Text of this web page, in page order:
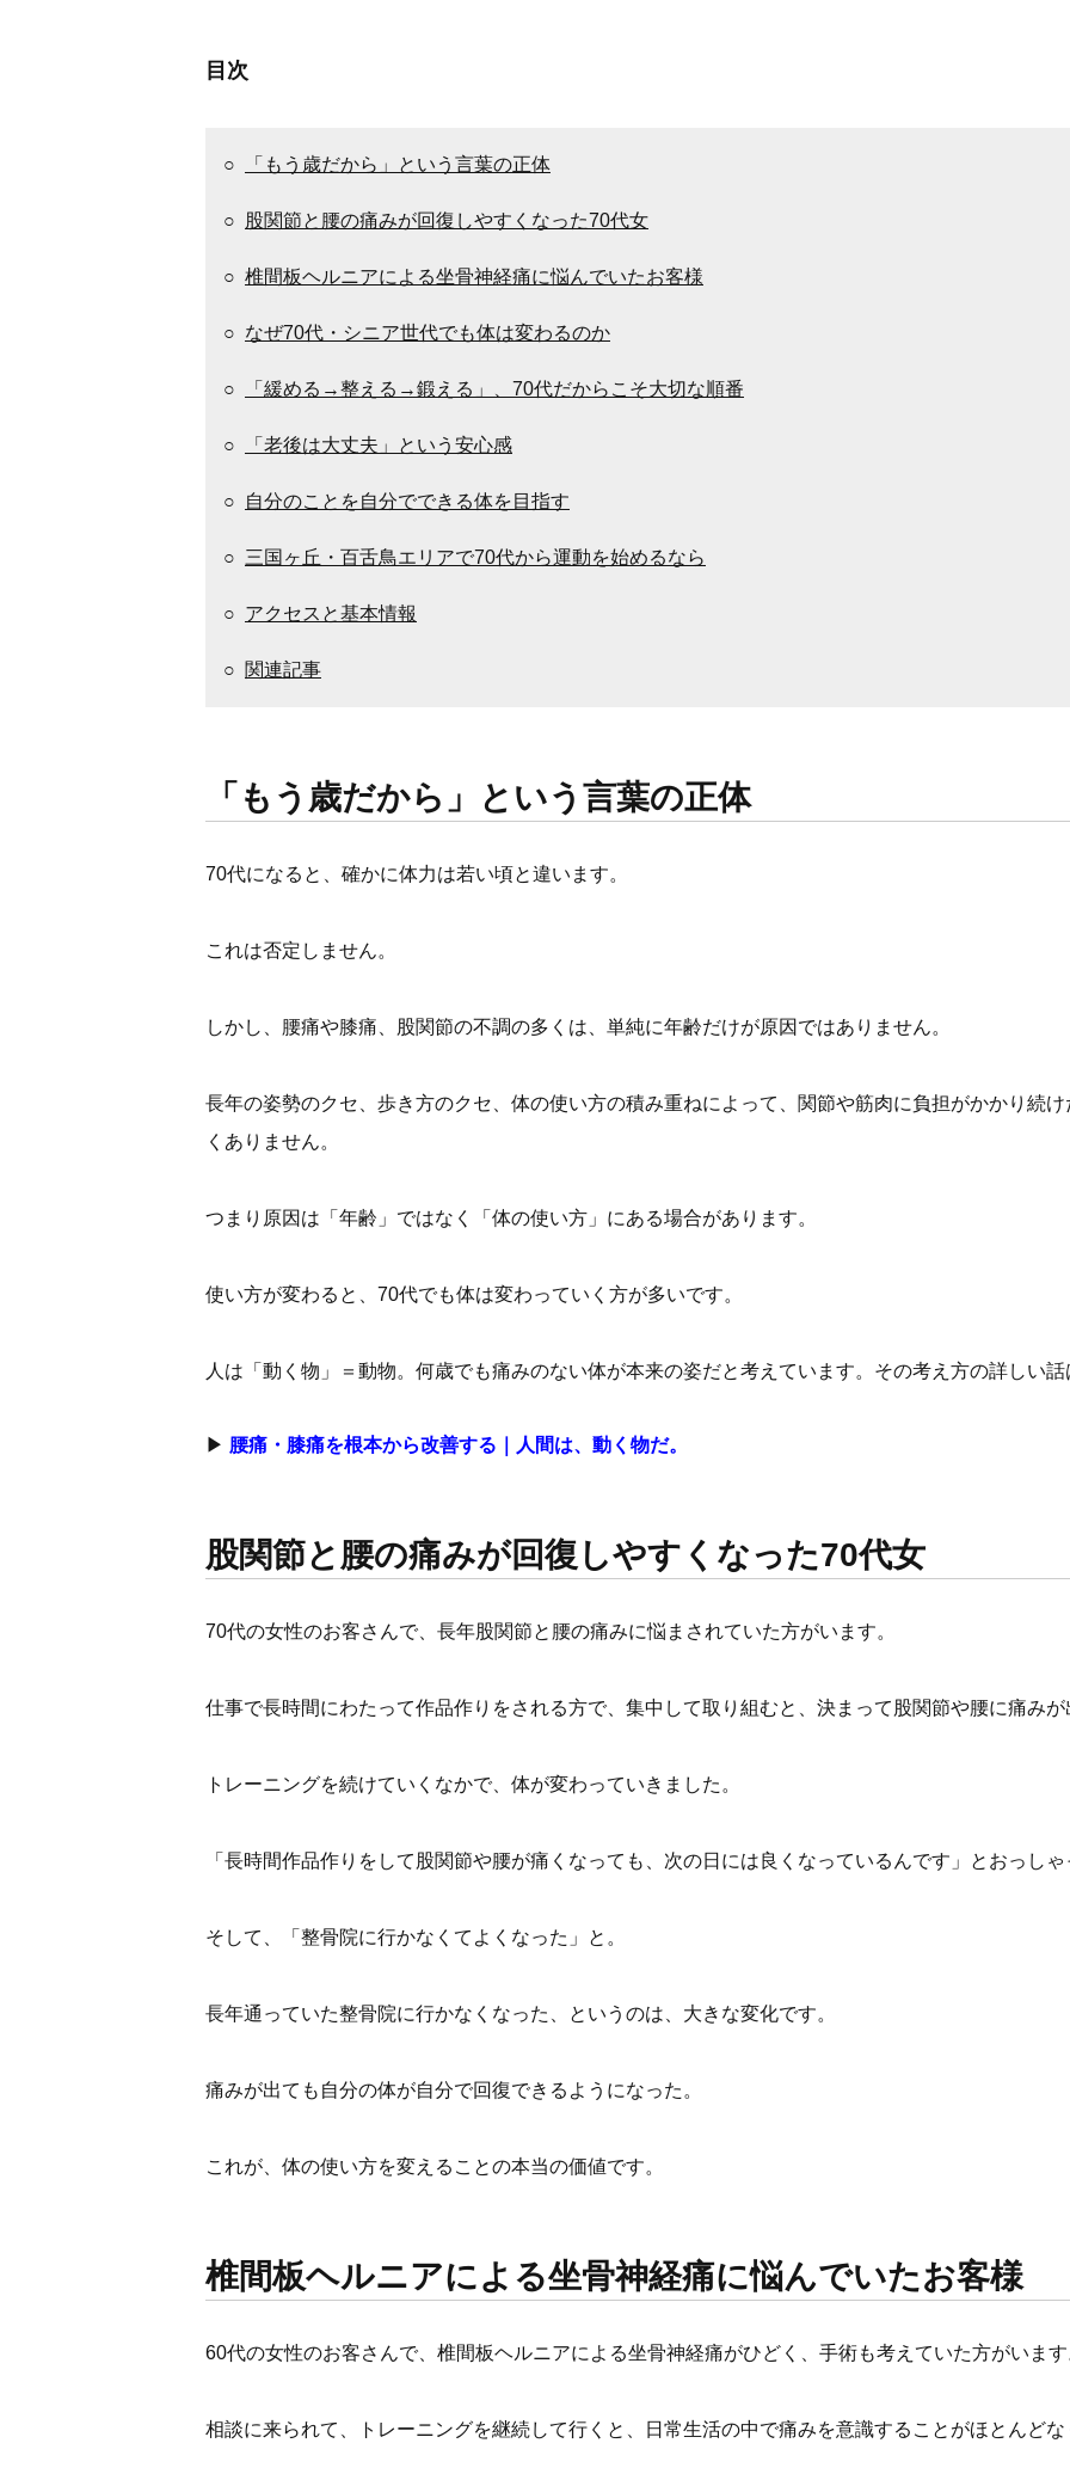
目次
○ 「もう歳だから」という言葉の正体
○ 股関節と腰の痛みが回復しやすくなった70代女
○ 椎間板ヘルニアによる坐骨神経痛に悩んでいたお客様
○ なぜ70代・シニア世代でも体は変わるのか
○ 「緩める→整える→鍛える」、70代だからこそ大切な順番
○ 「老後は大丈夫」という安心感
○ 自分のことを自分でできる体を目指す
○ 三国ヶ丘・百舌鳥エリアで70代から運動を始めるなら
○ アクセスと基本情報
○ 関連記事
「もう歳だから」という言葉の正体
70代になると、確かに体力は若い頃と違います。
これは否定しません。
しかし、腰痛や膝痛、股関節の不調の多くは、単純に年齢だけが原因ではありません。
長年の姿勢のクセ、歩き方のクセ、体の使い方の積み重ねによって、関節や筋肉に負担がかかり続
くありません。
つまり原因は「年齢」ではなく「体の使い方」にある場合があります。
使い方が変わると、70代でも体は変わっていく方が多いです。
人は「動く物」＝動物。何歳でも痛みのない体が本来の姿だと考えています。その考え方の詳しい話
▶ 腰痛・膝痛を根本から改善する｜人間は、動く物だ。
股関節と腰の痛みが回復しやすくなった70代女
70代の女性のお客さんで、長年股関節と腰の痛みに悩まされていた方がいます。
仕事で長時間にわたって作品作りをされる方で、集中して取り組むと、決まって股関節や腰に痛みが
トレーニングを続けていくなかで、体が変わっていきました。
「長時間作品作りをして股関節や腰が痛くなっても、次の日には良くなっているんです」とおっしゃ
そして、「整骨院に行かなくてよくなった」と。
長年通っていた整骨院に行かなくなった、というのは、大きな変化です。
痛みが出ても自分の体が自分で回復できるようになった。
これが、体の使い方を変えることの本当の価値です。
椎間板ヘルニアによる坐骨神経痛に悩んでいたお客様
60代の女性のお客さんで、椎間板ヘルニアによる坐骨神経痛がひどく、手術も考えていた方がいます
相談に来られて、トレーニングを継続して行くと、日常生活の中で痛みを意識することがほとんどな